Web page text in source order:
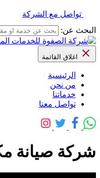
تواصل مع الشركة
البحث عن:
اغلاق القائمة
الرئيسية
من نحن
خدماتنا
تواصل معنا
شركة صيانة مكيفات بأبو